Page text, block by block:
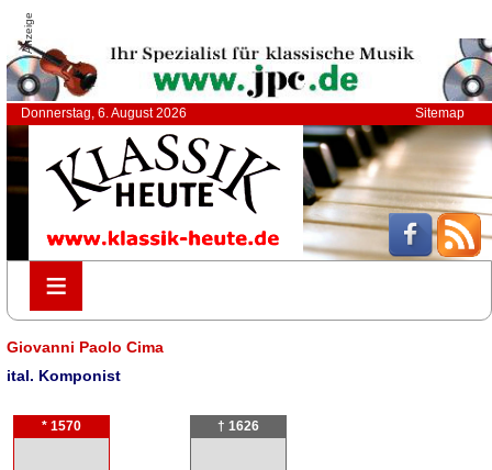
Anzeige
Donnerstag, 6. August 2026 Sitemap
≡
≡
Giovanni Paolo Cima
ital. Komponist
* 1570 † 1626